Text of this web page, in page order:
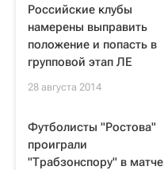
Российские клубы
намерены выправить
положение и попасть в
групповой этап ЛЕ
28 августа 2014
Футболисты "Ростова"
проиграли
"Трабзонспору" в матче